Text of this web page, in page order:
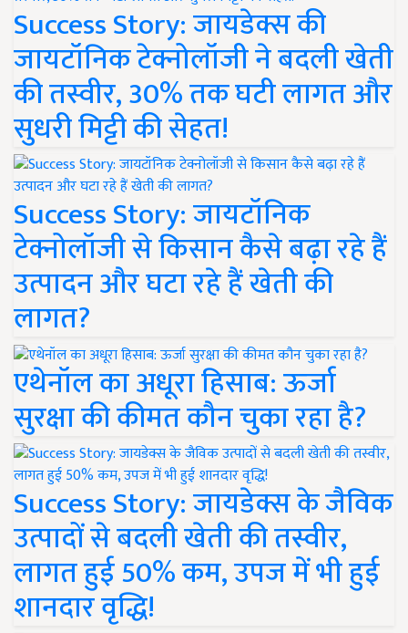
Success Story: जायडेक्स की
जायटॉनिक टेक्नोलॉजी ने बदली खेती
की तस्वीर, 30% तक घटी लागत और
सुधरी मिट्टी की सेहत!
Success Story: जायटॉनिक
टेक्नोलॉजी से किसान कैसे बढ़ा रहे हैं
उत्पादन और घटा रहे हैं खेती की
लागत?
एथेनॉल का अधूरा हिसाब: ऊर्जा
सुरक्षा की कीमत कौन चुका रहा है?
Success Story: जायडेक्स के जैविक
उत्पादों से बदली खेती की तस्वीर,
लागत हुई 50% कम, उपज में भी हुई
शानदार वृद्धि!